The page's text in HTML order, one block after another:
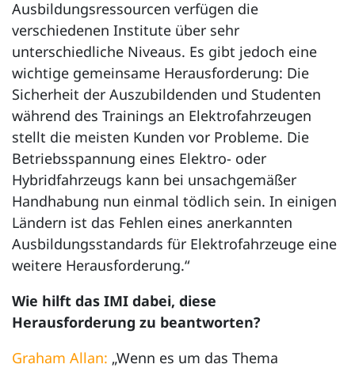
Ausbildungsressourcen verfügen die
verschiedenen Institute über sehr
unterschiedliche Niveaus. Es gibt jedoch eine
wichtige gemeinsame Herausforderung: Die
Sicherheit der Auszubildenden und Studenten
während des Trainings an Elektrofahrzeugen
stellt die meisten Kunden vor Probleme. Die
Betriebsspannung eines Elektro- oder
Hybridfahrzeugs kann bei unsachgemäßer
Handhabung nun einmal tödlich sein. In einigen
Ländern ist das Fehlen eines anerkannten
Ausbildungsstandards für Elektrofahrzeuge eine
weitere Herausforderung.“
Wie hilft das IMI dabei, diese
Herausforderung zu beantworten?
Graham Allan: „Wenn es um das Thema